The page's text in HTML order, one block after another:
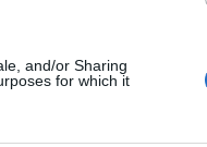
and/or Sharing
for which it